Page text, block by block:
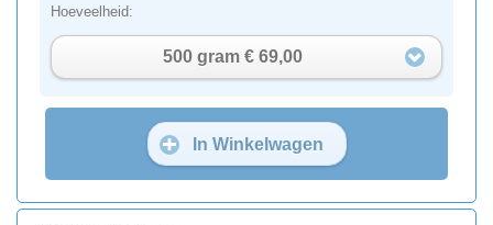
Hoeveelheid:
500 gram € 69,00
In Winkelwagen